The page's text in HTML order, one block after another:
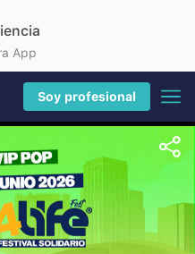
App
Soy profesional